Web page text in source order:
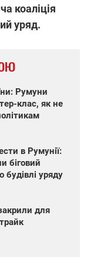
коаліція
уряд.
Румуни
клас, як не
в Румунії:
біговий
будівлі уряду
для